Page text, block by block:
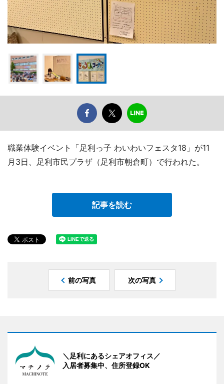
職業体験イベント「足利っ子 わいわいフェスタ18」が11
月3日、足利市民プラザ（足利市朝倉町）で行われた。
記事を読む
前の写真 次の写真
＼足利にあるシェアオフィス／
入居者募集中、住所登録OK